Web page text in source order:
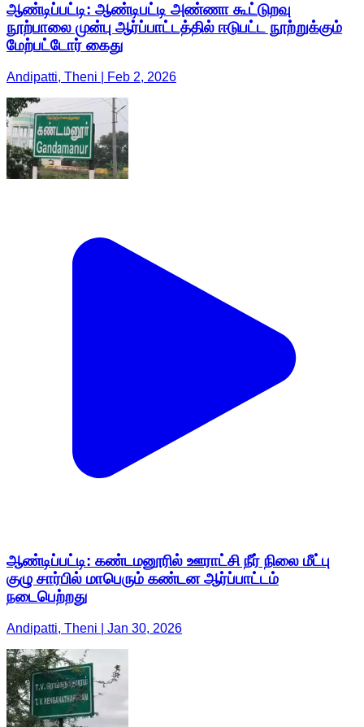
ஆண்டிப்பட்டி: ஆண்டிபட்டி அண்ணா கூட்டுறவு
நூற்பாலை முன்பு ஆர்ப்பாட்டத்தில் ஈடுபட்ட நூற்றுக்கும்
மேற்பட்டோர் கைது
Andipatti, Theni | Feb 2, 2026
ஆண்டிப்பட்டி: கண்டமனூரில் ஊராட்சி நீர் நிலை மீட்பு
குழு சார்பில் மாபெரும் கண்டன ஆர்ப்பாட்டம்
நடைபெற்றது
Andipatti, Theni | Jan 30, 2026